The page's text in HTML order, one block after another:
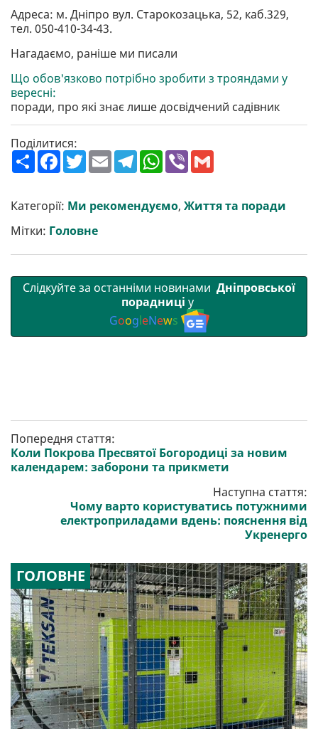
Адреса: м. Дніпро вул. Старокозацька, 52, каб.329,
тел. 050-410-34-43.
Нагадаємо, раніше ми писали
Що обов'язково потрібно зробити з трояндами у
вересні:
поради, про які знає лише досвідчений садівник
Поділитися:
П
о
р
и
т
и
F
a
b
o
o
k
T
w
e
r
E
m
l
T
e
g
r
W
h
s
A
V
r l
Категорії: Ми рекомендуємо, Життя та поради
Мітки: Головне
Слідкуйте за останніми новинами Дніпровської
порадниці у
GoogleNews
Попередня стаття:
Коли Покрова Пресвятої Богородиці за новим
календарем: заборони та прикмети
Наступна стаття:
Чому варто користуватись потужними
електроприладами вдень: пояснення від
Укренерго
ГОЛОВНЕ